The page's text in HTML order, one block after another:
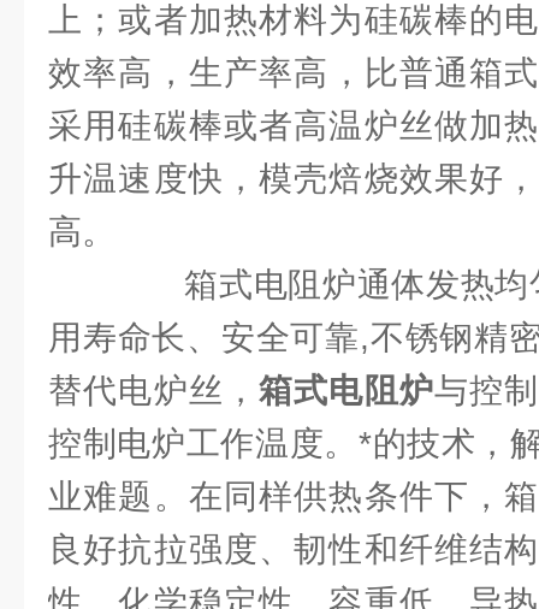
上；或者加热材料为硅碳棒的
效率高，生产率高，比普通箱
采用硅碳棒或者高温炉丝做加
升温速度快，模壳焙烧效果好
高。
箱式电阻炉通体发热均
用寿命长、安全可靠,不锈钢精
替代电炉丝，箱式电阻炉与控
控制电炉工作温度。*的技术，
业难题。在同样供热条件下，
良好抗拉强度、韧性和纤维结